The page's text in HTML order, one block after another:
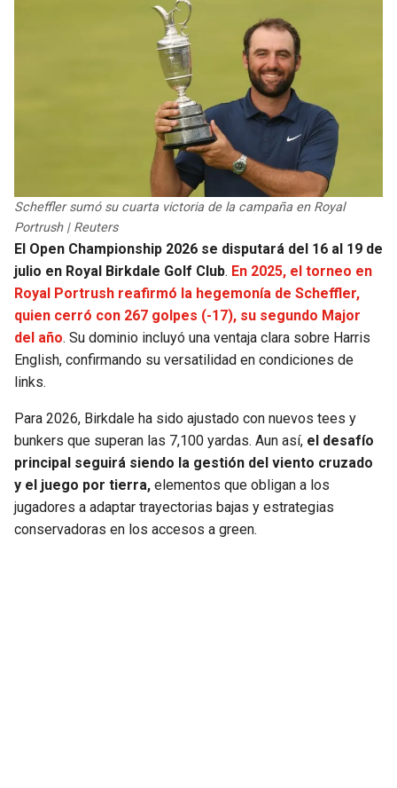
Scheffler sumó su cuarta victoria de la campaña en Royal
Portrush | Reuters
El Open Championship 2026 se disputará del 16 al 19 de
julio en Royal Birkdale Golf Club. En 2025, el torneo en
Royal Portrush reafirmó la hegemonía de Scheffler,
quien cerró con 267 golpes (-17), su segundo Major
del año. Su dominio incluyó una ventaja clara sobre Harris
English, confirmando su versatilidad en condiciones de
links.
Para 2026, Birkdale ha sido ajustado con nuevos tees y
bunkers que superan las 7,100 yardas. Aun así, el desafío
principal seguirá siendo la gestión del viento cruzado
y el juego por tierra, elementos que obligan a los
jugadores a adaptar trayectorias bajas y estrategias
conservadoras en los accesos a green.